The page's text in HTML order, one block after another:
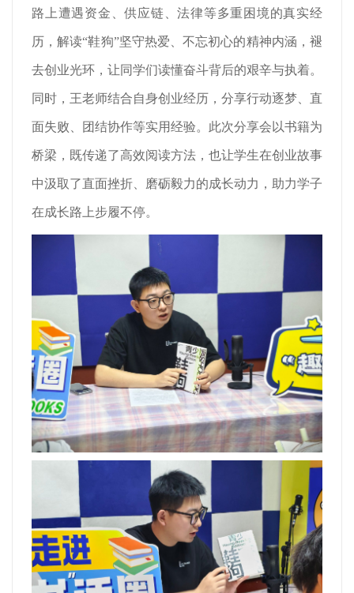
路上遭遇资金、供应链、法律等多重困境的真实经
历，解读“鞋狗”坚守热爱、不忘初心的精神内涵，褪
去创业光环，让同学们读懂奋斗背后的艰辛与执着。
同时，王老师结合自身创业经历，分享行动逐梦、直
面失败、团结协作等实用经验。此次分享会以书籍为
桥梁，既传递了高效阅读方法，也让学生在创业故事
中汲取了直面挫折、磨砺毅力的成长动力，助力学子
在成长路上步履不停。